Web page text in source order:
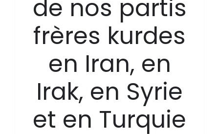
de nos partis
frères kurdes
en Iran, en
Irak, en Syrie
et en Turquie